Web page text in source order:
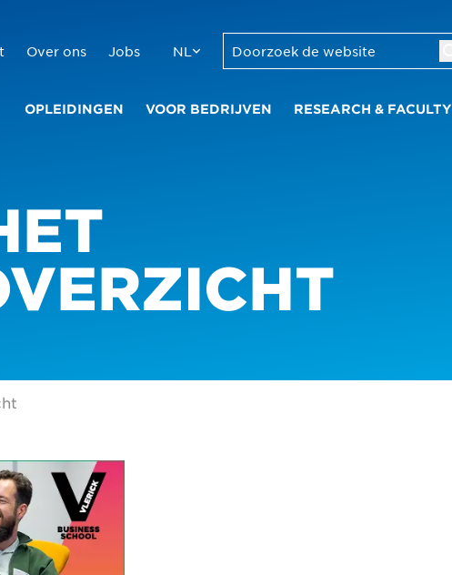
Over ons Jobs NL
OPLEIDINGEN VOOR BEDRIJVEN RESEARCH & FACULTY